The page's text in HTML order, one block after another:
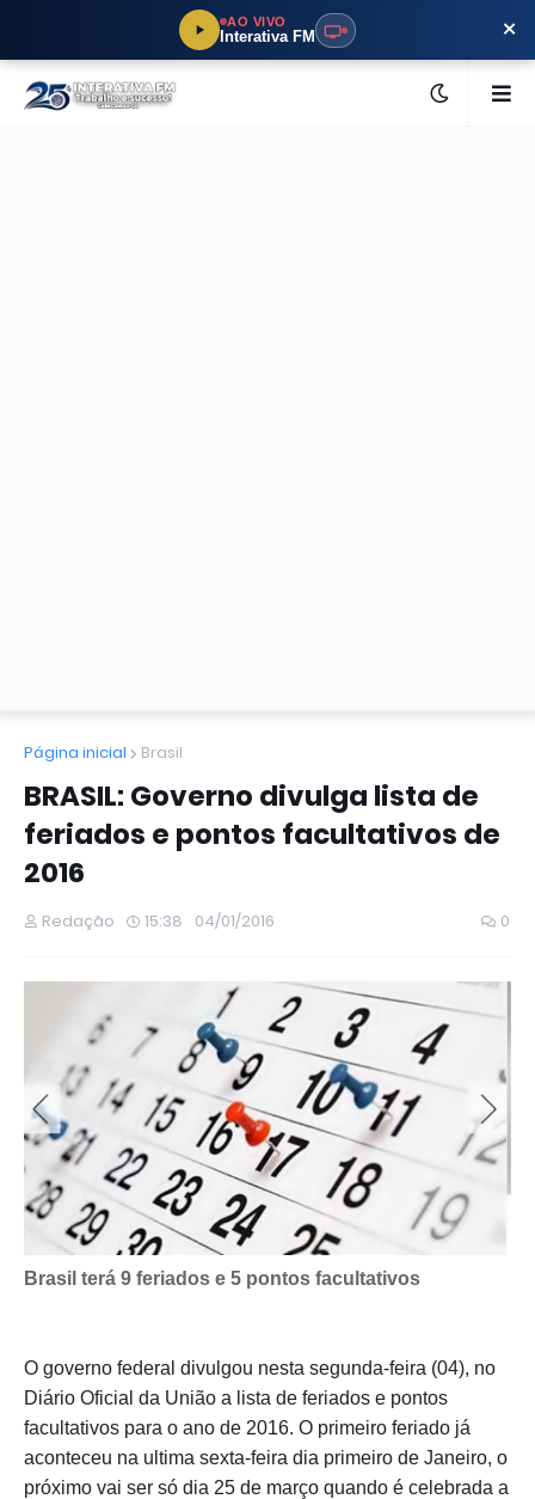
AO VIVO
Interativa FM ×
Página inicial Brasil
BRASIL: Governo divulga lista de
feriados e pontos facultativos de
2016
Redação 15:38 04/01/2016 0
Brasil terá 9 feriados e 5 pontos facultativos
O governo federal divulgou nesta segunda-feira (04), no
Diário Oficial da União a lista de feriados e pontos
facultativos para o ano de 2016. O primeiro feriado já
aconteceu na ultima sexta-feira dia primeiro de Janeiro, o
próximo vai ser só dia 25 de março quando é celebrada a